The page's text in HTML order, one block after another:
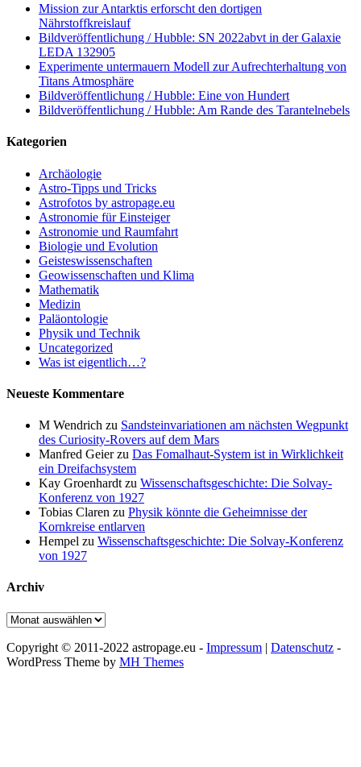
Mission zur Antarktis erforscht den dortigen
Nährstoffkreislauf
Bildveröffentlichung / Hubble: SN 2022abvt in der Galaxie
LEDA 132905
Experimente untermauern Modell zur Aufrechterhaltung von
Titans Atmosphäre
Bildveröffentlichung / Hubble: Eine von Hundert
Bildveröffentlichung / Hubble: Am Rande des Tarantelnebels
Kategorien
Archäologie
Astro-Tipps und Tricks
Astrofotos by astropage.eu
Astronomie für Einsteiger
Astronomie und Raumfahrt
Biologie und Evolution
Geisteswissenschaften
Geowissenschaften und Klima
Mathematik
Medizin
Paläontologie
Physik und Technik
Uncategorized
Was ist eigentlich…?
Neueste Kommentare
M Wendrich zu Sandsteinvariationen am nächsten Wegpunkt
des Curiosity-Rovers auf dem Mars
Manfred Geierzu Das Fomalhaut-System ist in Wirklichkeit
ein Dreifachsystem
Kay Groenhardt zu Wissenschaftsgeschichte: Die Solvay-
Konferenz von 1927
Tobias Claren zu Physik könnte die Geheimnisse der
Kornkreise entlarven
Hempel zu Wissenschaftsgeschichte: Die Solvay-Konferenz
von 1927
Archiv
Archiv
Copyright © 2011-2022 astropage.eu - Impressum | Datenschutz -
WordPress Theme by MH Themes